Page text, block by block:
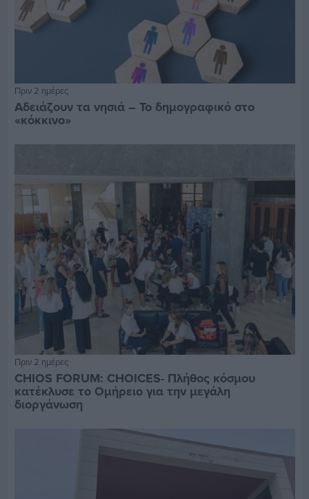
Πριν 2 ημέρες
Αδειάζουν τα νησιά – Το δημογραφικό στο
«κόκκινο»
Πριν 2 ημέρες
CHIOS FORUM: CHOICES- Πλήθος κόσμου
κατέκλυσε το Ομήρειο για την μεγάλη
διοργάνωση